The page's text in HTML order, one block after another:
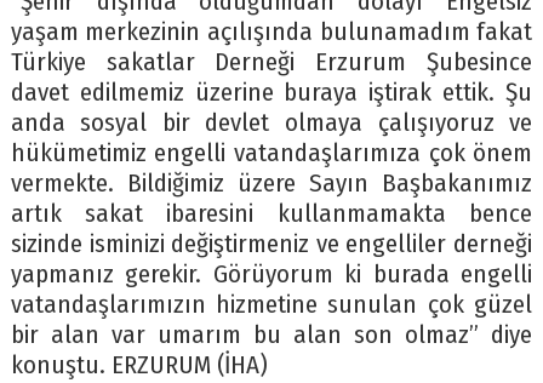
yaşam merkezinin açılışında bulunamadım fakat
Türkiye sakatlar Derneği Erzurum Şubesince
davet edilmemiz üzerine buraya iştirak ettik. Şu
anda sosyal bir devlet olmaya çalışıyoruz ve
hükümetimiz engelli vatandaşlarımıza çok önem
vermekte. Bildiğimiz üzere Sayın Başbakanımız
artık sakat ibaresini kullanmamakta bence
sizinde isminizi değiştirmeniz ve engelliler derneği
yapmanız gerekir. Görüyorum ki burada engelli
vatandaşlarımızın hizmetine sunulan çok güzel
bir alan var umarım bu alan son olmaz” diye
konuştu. ERZURUM (İHA)